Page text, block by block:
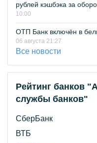
рублей кэшбэка за
10:00
ОТП Банк включён в
06 августа 21:27
Все новости
Рейтинг банков
службы банков"
СберБанк
ВТБ